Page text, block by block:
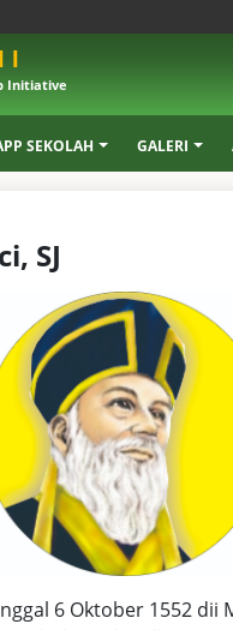
I
Initiative
SEKOLAH GALERI
SJ
6 Oktober 1552 dii